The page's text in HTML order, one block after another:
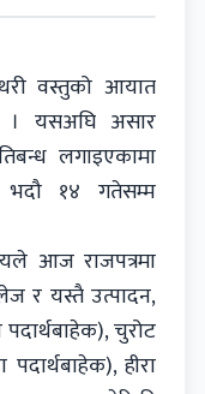
वस्तुको आयात
। यसअघि असार
लगाइएकामा
भदौ १४ गतेसम्म
आज राजपत्रमा
र यस्तै उत्पादन,
चुरोट
हीरा